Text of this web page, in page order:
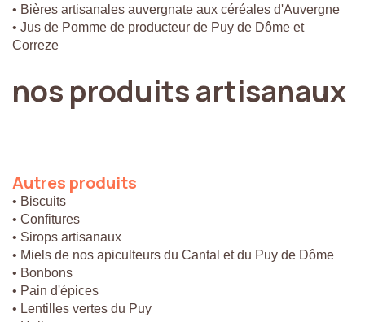
• Bières artisanales auvergnate aux céréales d'Auvergne
• Jus de Pomme de producteur de Puy de Dôme et
Correze
nos produitsartisanaux
Autres produits
• Biscuits
• Confitures
• Sirops artisanaux
• Miels de nos apiculteurs du Cantal et du Puy de Dôme
• Bonbons
• Pain d'épices
• Lentilles vertes du Puy